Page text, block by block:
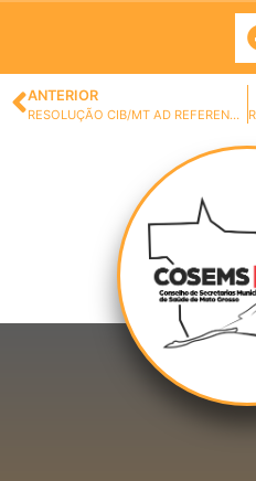
ANTERIOR
RESOLUÇÃO CIB/MT AD REFERENDUM Nº 93, DE 16 DE AGOSTO DE 2021.